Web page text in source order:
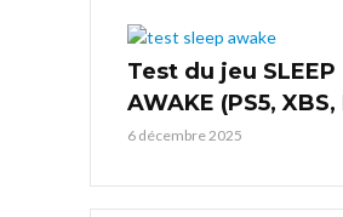
Test du jeu SLEEP
AWAKE (PS5, XBS,
6 décembre 2025